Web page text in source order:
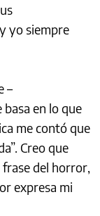
yo siempre
–
en lo que
me contó que
Creo que
frase del horror,
expresa mi